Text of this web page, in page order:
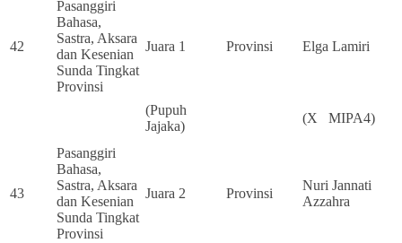
42
Pasanggiri
Bahasa,
Sastra, Aksara
dan Kesenian
Sunda Tingkat
Provinsi
Juara 1 Provinsi Elga Lamiri
(Pupuh
Jajaka)
(X MIPA4)
43
Pasanggiri
Bahasa,
Sastra, Aksara
dan Kesenian
Sunda Tingkat
Provinsi
Juara 2 Provinsi
Nuri Jannati
Azzahra